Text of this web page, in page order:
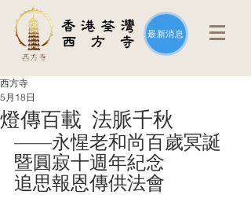
最新消息
燈傳百載 法脈千秋
西方寺
5月18日
——永惺老和尚百歲冥誕
暨圓寂十週年紀念
追思報恩傳供法會